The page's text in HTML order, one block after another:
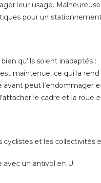
leur usage.
pour un
qu’ils soient inadaptés :
maintenue, ce qui la
avant peut l’endommager
le cadre et la roue
cyclistes et les collectivités
avec un antivol en U.